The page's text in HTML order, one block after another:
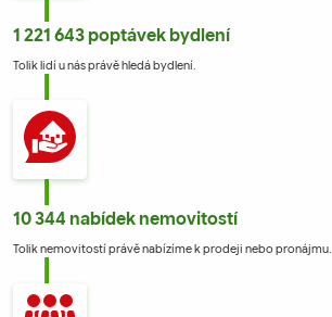
1 221 643 poptávek bydlení
Tolik lidí u nás právě hledá bydlení.
10 344 nabídek nemovitostí
Tolik nemovitostí právě nabízíme k prodeji nebo pronájmu.